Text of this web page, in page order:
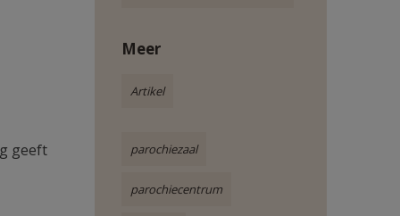
geeft
Meer
Artikel
parochiezaal
parochiecentrum